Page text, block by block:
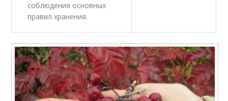
соблюдения основных
правил хранения.